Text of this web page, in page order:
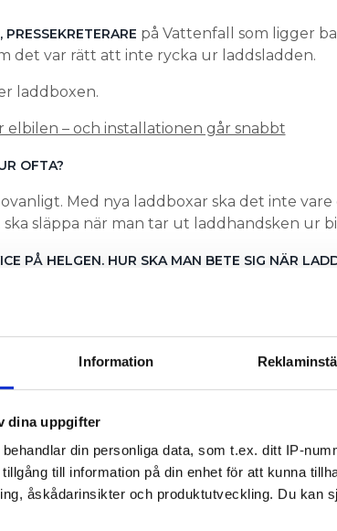
Information
dina uppgifter
behandlar din personliga data, som t.ex. ditt IP-
till information på din enhet för att kunna
åskådarinsikter och produktutveckling. Du kan
på Vattenfall som ligger
det var rätt att inte rycka ur laddsladden.
laddboxen.
elbilen – och installationen går snabbt
OFTA?
Med nya laddboxar ska det inte
släppa när man tar ut laddhandsken ur
PÅ HELGEN. HUR SKA MAN BETE SIG NÄR
runt, de nås på 020-526200. Just den här
vi lanserade InCharge och vi kommer
och förse dem med uppdaterat
kommer upp aktuella telefonnummer.
kunde starta om laddboxen. Det fick
en timmes väntan på söndagsförmiddagen
ha en laddhybrid. Laddstationerna är för få,